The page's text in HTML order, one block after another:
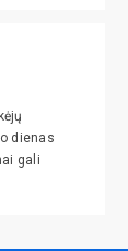
dienas
gali